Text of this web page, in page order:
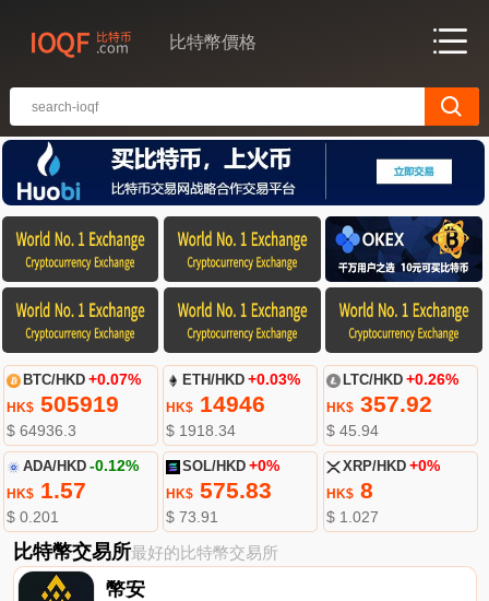
比特幣價格
BTC/HKD +0.07%
HK$505919
$ 64936.3
ETH/HKD +0.03%
HK$ 14946
$ 1918.34
LTC/HKD +0.26%
HK$357.92
$ 45.94
ADA/HKD -0.12%
HK$1.57
$ 0.201
SOL/HKD +0%
HK$ 575.83
$ 73.91
XRP/HKD +0%
HK$8
$ 1.027
比特幣交易所最好的比特幣交易所
幣安